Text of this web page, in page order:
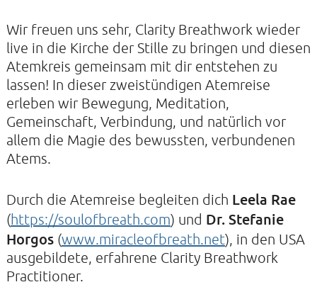
UNSER PROFIL
FILM ZUR KIRCHE DER STILLE
FÖRDERVEREIN
VERMIETUNG
NEWSLETTER
ARCHIV
DATENSCHUTZERKLÄRUNG
Wir freuen uns sehr, Clarity Breathwork wieder
live in die Kirche der Stille zu bringen und diesen
Atemkreis gemeinsam mit dir entstehen zu
lassen! In dieser zweistündigen Atemreise
erleben wir Bewegung, Meditation,
Gemeinschaft, Verbindung, und natürlich vor
allem die Magie des bewussten, verbundenen
Atems.
Durch die Atemreise begleiten dich Leela Rae
(https://soulofbreath.com) und Dr. Stefanie
Horgos(www.miracleofbreath.net), in den USA
ausgebildete, erfahrene Clarity Breathwork
Practitioner.